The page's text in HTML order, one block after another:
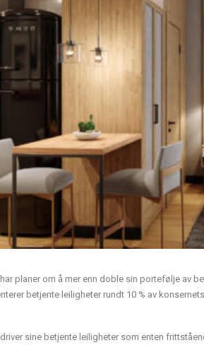
planer om å mer enn doble sin portefølje av
betjente leiligheter rundt 10 % av
sine betjente leiligheter som enten